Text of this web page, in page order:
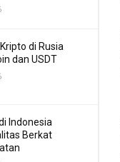
di Rusia
dan USDT
Indonesia
Berkat